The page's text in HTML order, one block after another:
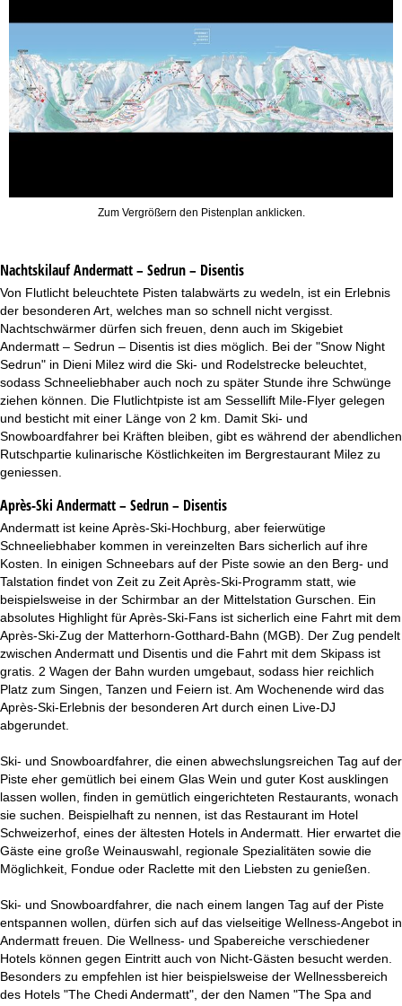
Zum Vergrößern den Pistenplan anklicken.
NachtskilaufAndermatt – Sedrun – Disentis
Von Flutlicht beleuchtete Pisten talabwärts zu wedeln, ist ein Erlebnis
der besonderen Art, welches man so schnell nicht vergisst.
Nachtschwärmer dürfen sich freuen, denn auch im Skigebiet
Andermatt – Sedrun – Disentis ist dies möglich. Bei der "Snow Night
Sedrun" in Dieni Milez wird die Ski- und Rodelstrecke beleuchtet,
sodass Schneeliebhaber auch noch zu später Stunde ihre Schwünge
ziehen können. Die Flutlichtpiste ist am Sessellift Mile-Flyer gelegen
und besticht mit einer Länge von 2 km. Damit Ski- und
Snowboardfahrer bei Kräften bleiben, gibt es während der abendlichen
Rutschpartie kulinarische Köstlichkeiten im Bergrestaurant Milez zu
geniessen.
Après-Ski Andermatt – Sedrun – Disentis
Andermatt ist keine Après-Ski-Hochburg, aber feierwütige
Schneeliebhaber kommen in vereinzelten Bars sicherlich auf ihre
Kosten. In einigen Schneebars auf der Piste sowie an den Berg- und
Talstation findet von Zeit zu Zeit Après-Ski-Programm statt, wie
beispielsweise in der Schirmbar an der Mittelstation Gurschen. Ein
absolutes Highlight für Après-Ski-Fans ist sicherlich eine Fahrt mit dem
Après-Ski-Zug der Matterhorn-Gotthard-Bahn (MGB). Der Zug pendelt
zwischen Andermatt und Disentis und die Fahrt mit dem Skipass ist
gratis. 2 Wagen der Bahn wurden umgebaut, sodass hier reichlich
Platz zum Singen, Tanzen und Feiern ist. Am Wochenende wird das
Après-Ski-Erlebnis der besonderen Art durch einen Live-DJ
abgerundet.
Ski- und Snowboardfahrer, die einen abwechslungsreichen Tag auf der
Piste eher gemütlich bei einem Glas Wein und guter Kost ausklingen
lassen wollen, finden in gemütlich eingerichteten Restaurants, wonach
sie suchen. Beispielhaft zu nennen, ist das Restaurant im Hotel
Schweizerhof, eines der ältesten Hotels in Andermatt. Hier erwartet die
Gäste eine große Weinauswahl, regionale Spezialitäten sowie die
Möglichkeit, Fondue oder Raclette mit den Liebsten zu genießen.
Ski- und Snowboardfahrer, die nach einem langen Tag auf der Piste
entspannen wollen, dürfen sich auf das vielseitige Wellness-Angebot in
Andermatt freuen. Die Wellness- und Spabereiche verschiedener
Hotels können gegen Eintritt auch von Nicht-Gästen besucht werden.
Besonders zu empfehlen ist hier beispielsweise der Wellnessbereich
des Hotels "The Chedi Andermatt", der den Namen "The Spa and